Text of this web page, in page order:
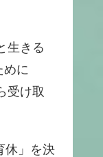
生きる
めに
受け取
休」を決